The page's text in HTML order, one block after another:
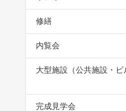
修繕
内覧会
大型施設（公共施設・ビ
完成見学会